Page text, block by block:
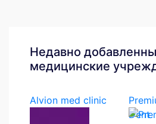
Недавно
медицинские
Alvion med clinic
Dent